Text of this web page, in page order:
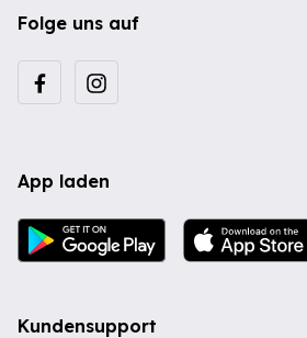
Folge uns auf
App laden
Kundensupport